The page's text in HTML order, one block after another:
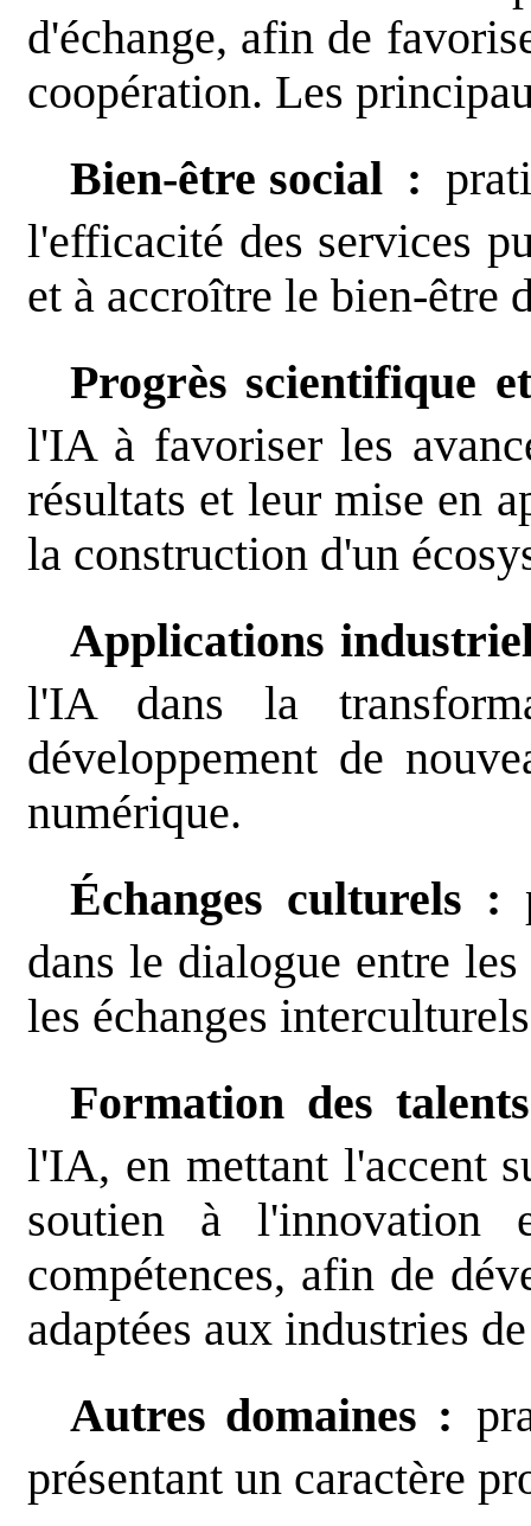
d'échange, afin de
coopération. Les
Bien-être social :
l'efficacité des services
et à accroître le bien-être
Progrès scientifique
l'IA à favoriser les
résultats et leur mise en
la construction d'un
Applications
l'IA dans la
développement de
numérique.
Échanges culturels :
dans le dialogue entre
les échanges
Formation des
l'IA, en mettant l'accent
soutien à l'innovation
compétences, afin de
adaptées aux industries
Autres domaines :
présentant un caractère